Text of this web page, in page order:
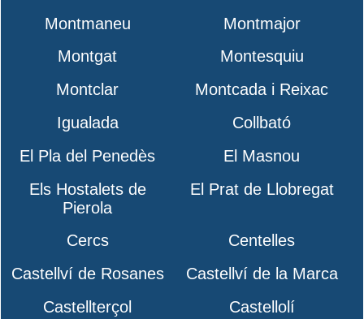
Montmaneu
Montmajor
Montgat
Montesquiu
Montclar
Montcada i Reixac
Igualada
Collbató
El Pla del Penedès
El Masnou
Els Hostalets de
Pierola
El Prat de Llobregat
Cercs
Centelles
Castellví de Rosanes
Castellví de la Marca
Castellterçol
Castellolí